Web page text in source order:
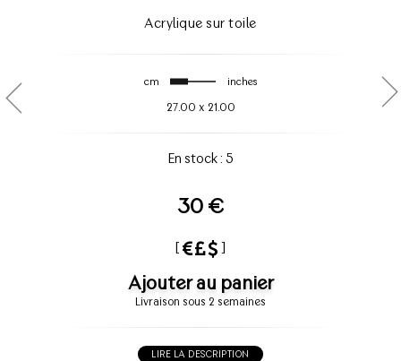
Acrylique sur toile
cm inches
27.00 x 21.00
En stock : 5
30 €
[ ]
Ajouter au panier
Livraison sous 2 semaines
LIRE LA DESCRIPTION